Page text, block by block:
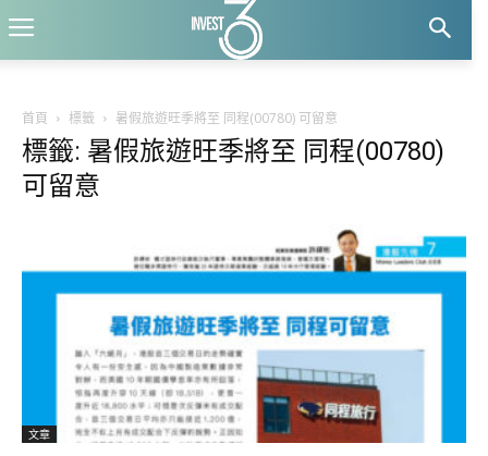
首頁 標籤 暑假旅遊旺季將至 同程(00780) 可留意
標籤: 暑假旅遊旺季將至 同程(00780)
可留意
文章